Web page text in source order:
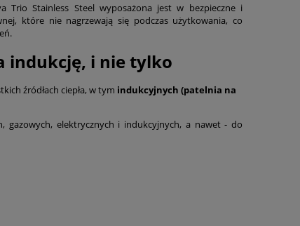
Trio Stainless Steel wyposażona jest w bezpieczne i
które nie nagrzewają się podczas użytkowania, co
indukcję, i nie tylko
źródłach ciepła, w tym indukcyjnych (patelnia na
gazowych, elektrycznych i indukcyjnych, a nawet - do